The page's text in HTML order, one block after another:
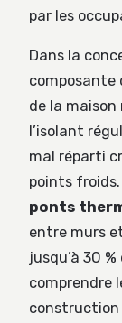
par les
Dans la
composante
de la maison
l’isolant
mal réparti
points
ponts
entre murs
jusqu’à 30
comprendre